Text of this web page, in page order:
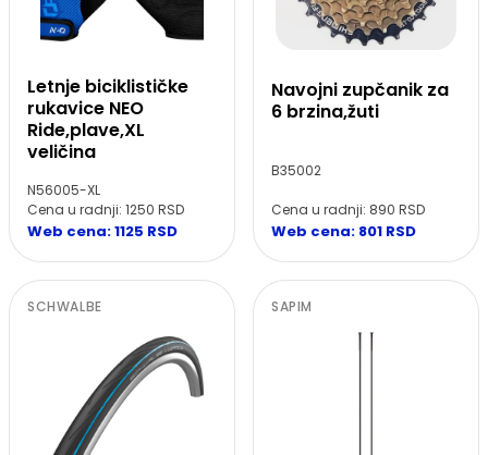
Letnje biciklističke
rukavice NEO
Ride,plave,XL
veličina
N56005-XL
Cena u radnji: 1250 RSD
Web cena: 1125 RSD
Navojni zupčanik za
6 brzina,žuti
B35002
Cena u radnji: 890 RSD
Web cena: 801 RSD
SCHWALBE SAPIM